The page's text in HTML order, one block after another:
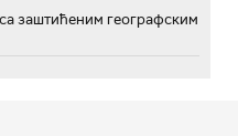
заштићеним географским